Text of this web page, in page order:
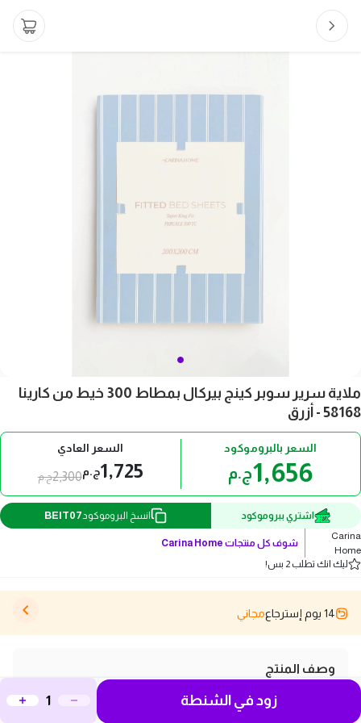
ملاية سرير سوبر كينج بيركال بمطاط 300 خيط من كارينا
58168 - أزرق
السعر بالبروموكود
1,656ج.م
السعر العادي
1,725ج.م2,300ج.م
اشتري ببروموكود انسخ البروموكود BEIT07
Carina
Home
شوف كل منتجات Carina Home
ليك انك تطلب 2 بس!
14 يوم إسترجاع مجاني
وصف المنتج
استمتع بنوم عميق ومريح مع ملاية سرير كارينا سوبر كينج
من القطن 100% بنسيج بيركال 300 خيط. تصميم عملي
زود في الشنطة